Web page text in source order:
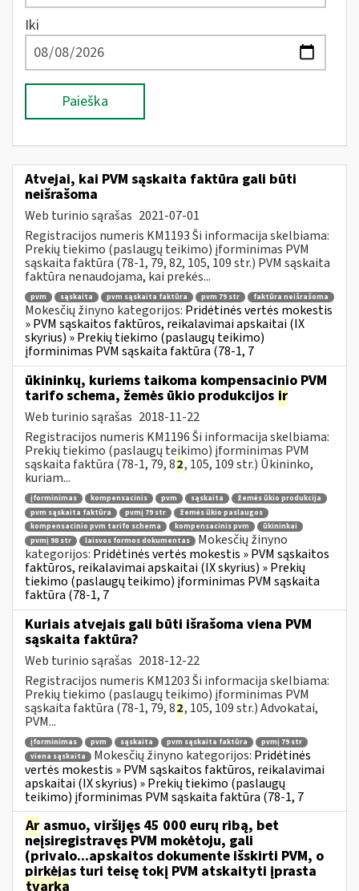
Iki
Paieška
Atvejai, kai PVM sąskaita faktūra gali būti
neišrašoma
Web turinio sąrašas 2021-07-01
Registracijos numeris KM1193 Ši informacija skelbiama:
Prekių tiekimo (paslaugų teikimo) įforminimas PVM
sąskaita faktūra (78-1, 79, 82, 105, 109 str.) PVM sąskaita
faktūra nenaudojama, kai prekės...
pvm sąskaita pvm sąskaita faktūra pvm 79 str faktūra neišrašoma
Mokesčių žinyno kategorijos: Pridėtinės vertės mokestis
» PVM sąskaitos faktūros, reikalavimai apskaitai (IX
skyrius) » Prekių tiekimo (paslaugų teikimo)
įforminimas PVM sąskaita faktūra (78-1, 7
ūkininkų, kuriems taikoma kompensacinio PVM
tarifo schema, žemės ūkio produkcijos ir
Web turinio sąrašas 2018-11-22
Registracijos numeris KM1196 Ši informacija skelbiama:
Prekių tiekimo (paslaugų teikimo) įforminimas PVM
sąskaita faktūra (78-1, 79, 82, 105, 109 str.) Ūkininko,
kuriam...
įforminimas kompensacinis pvm sąskaita
žemės ūkio produkcija
pvm sąskaita faktūra
pvmį 79 str
žemės ūkio paslaugos
kompensacinio pvm tarifo schema
kompensacinis pvm
ūkininkai
pvmį 98 str
laisvos formos dokumentas
Mokesčių žinyno
kategorijos: Pridėtinės vertės mokestis » PVM sąskaitos
faktūros, reikalavimai apskaitai (IX skyrius) » Prekių
tiekimo (paslaugų teikimo) įforminimas PVM sąskaita
faktūra (78-1, 7
Kuriais atvejais gali būti išrašoma viena PVM
sąskaita faktūra?
Web turinio sąrašas 2018-12-22
Registracijos numeris KM1203 Ši informacija skelbiama:
Prekių tiekimo (paslaugų teikimo) įforminimas PVM
sąskaita faktūra (78-1, 79, 82, 105, 109 str.) Advokatai,
PVM...
įforminimas pvm sąskaita pvm sąskaita faktūra
pvmį 79 str
viena sąskaita
Mokesčių žinyno kategorijos: Pridėtinės
vertės mokestis » PVM sąskaitos faktūros, reikalavimai
apskaitai (IX skyrius) » Prekių tiekimo (paslaugų
teikimo) įforminimas PVM sąskaita faktūra (78-1, 7
Ar asmuo, viršijęs 45 000 eurų ribą, bet
neįsiregistravęs PVM mokėtoju, gali
(privalo...apskaitos dokumente išskirti PVM, o
pirkėjas turi teisę tokį PVM atskaityti įprasta
tvarka